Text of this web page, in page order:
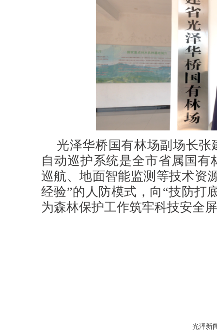
光泽华桥国有林场副场长张
自动巡护系统是全市省属国
巡航、地面智能监测等技术资
经验”的人防模式，向“技防打
为森林保护工作筑牢科技安全
光泽新